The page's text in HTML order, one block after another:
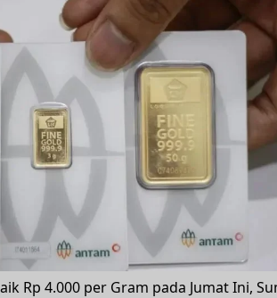
Rp 4.000 per Gram pada Jumat Ini,